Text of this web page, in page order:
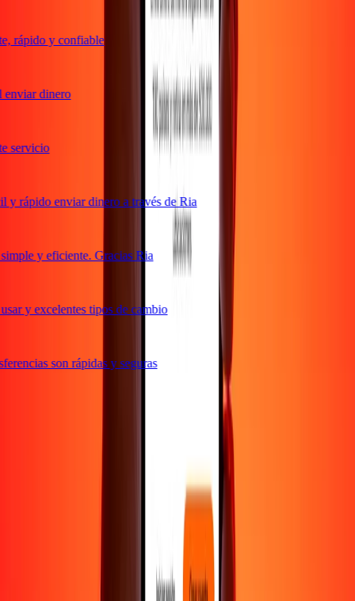
rápido y confiable
dinero
rápido enviar dinero a través de Ria
y eficiente. Gracias Ria
y excelentes tipos de cambio
son rápidas y seguras